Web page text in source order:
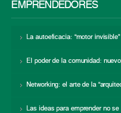
EMPRENDEDORES
La autoeficacia: “motor
El poder de la comunidad:
Networking: el arte de la
Las ideas para emprender no